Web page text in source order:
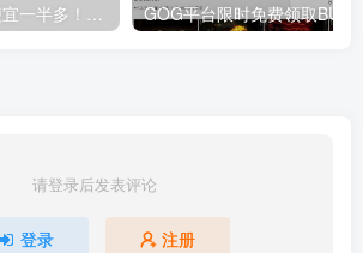
优惠寄快递最高便宜一半多！白鸽惠递
请登录后发表评论
登录 注册